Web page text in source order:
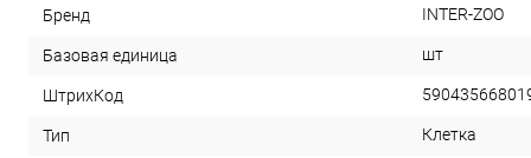
Бренд INTER-ZOO
Базовая единица шт
ШтрихКод
Тип Клетка